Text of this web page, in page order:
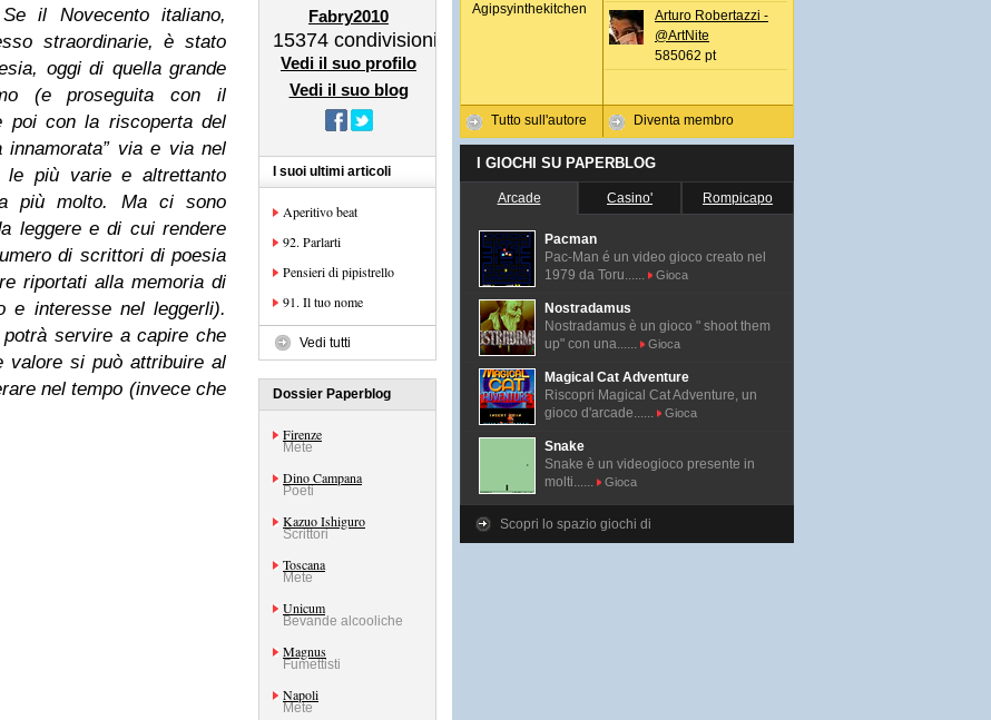
il Novecento italiano,
straordinarie, è stato
oggi di quella grande
(e proseguita con il
poi con la riscoperta del
innamorata” via e via nel
le più varie e altrettanto
più molto. Ma ci sono
leggere e di cui rendere
di scrittori di poesia
riportati alla memoria di
e interesse nel leggerli).
servire a capire che
valore si può attribuire al
nel tempo (invece che
Fabry2010
15374 condivisioni
Vedi il suo profilo
Vedi il suo blog
I suoi ultimi articoli
Aperitivo beat
92. Parlarti
Pensieri di pipistrello
91. Il tuo nome
Vedi tutti
Dossier Paperblog
Firenze
Mete
Dino Campana
Poeti
Kazuo Ishiguro
Scrittori
Toscana
Mete
Unicum
Bevande alcooliche
Magnus
Fumettisti
Napoli
Mete
Agipsyinthekitchen
Tutto sull'autore
Arturo Robertazzi -
@ArtNite
585062 pt
Diventa membro
I GIOCHI SU PAPERBLOG
Arcade Casino' Rompicapo
Pacman
Pac-Man é un video gioco creato nel
1979 da Toru......
Gioca
Nostradamus
Nostradamus è un gioco " shoot them
up" con una......
Gioca
Magical Cat Adventure
Riscopri Magical Cat Adventure, un
gioco d'arcade......
Gioca
Snake
Snake è un videogioco presente in
molti......
Gioca
Scopri lo spazio giochi di